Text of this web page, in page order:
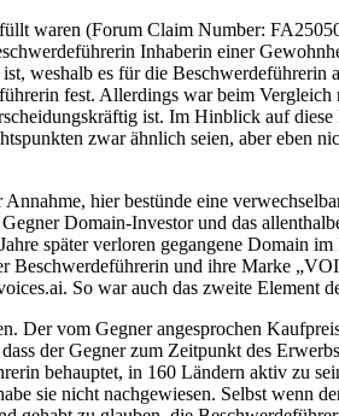
waren (Forum Claim Number:
Inhaberin einer
weshalb es für die
fest. Allerdings war beim
ist. Im Hinblick auf diese
zwar ähnlich seien, aber eben
hier bestünde eine
Domain-Investor und das
später verloren gegangene Domain
und ihre Marke
So war auch das zweite Element
Der vom Gegner angesprochen
der Gegner zum Zeitpunkt des
behauptet, in 160 Ländern aktiv zu
sie nicht nachgewiesen. Selbst wenn